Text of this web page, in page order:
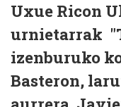
Uxue Ricon
urnietarrak
izenburuko
Basteron,